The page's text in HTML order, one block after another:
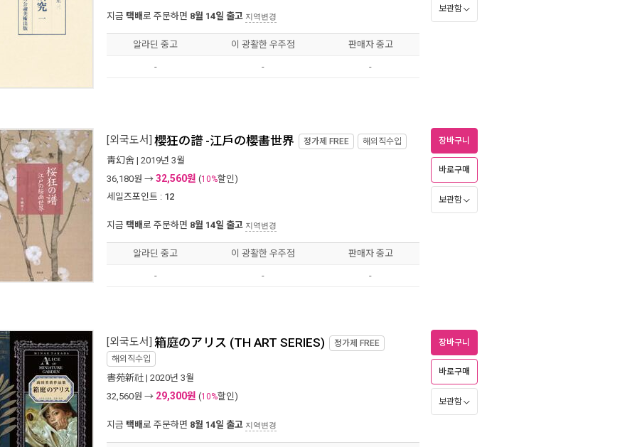
지금 택배로 주문하면 8월 14일 출고 지역변경
보관함
알라딘 중고 이 광활한 우주점 판매자 중고
- - -
[외국도서] 櫻狂の譜 -江戶の櫻畵世界 정가제 FREE 해외직수입
靑幻舍 | 2019년 3월
36,180원 → 32,560원 (10%할인)
세일즈포인트 : 12
지금 택배로 주문하면 8월 14일 출고 지역변경
장바구니
바로구매
보관함
알라딘 중고 이 광활한 우주점 판매자 중고
- - -
[외국도서] 箱庭のアリス (TH ART SERIES) 정가제 FREE
해외직수입
書苑新社 | 2020년 3월
32,560원 → 29,300원 (10%할인)
지금 택배로 주문하면 8월 14일 출고 지역변경
장바구니
바로구매
보관함